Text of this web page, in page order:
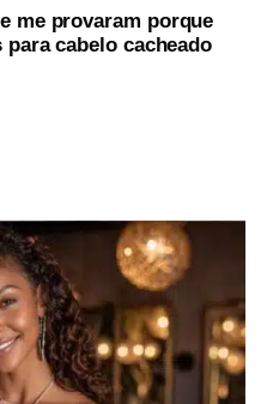
me provaram porque
cabelo cacheado